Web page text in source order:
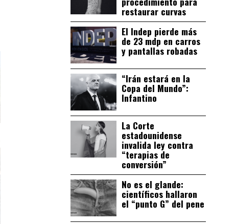
restaurar curvas
El Indep pierde más
de 23 mdp en carros
y pantallas robadas
“Irán estará en la
Copa del Mundo”:
Infantino
La Corte
estadounidense
invalida ley contra
“terapias de
conversión”
No es el glande:
científicos hallaron
el “punto G” del pene